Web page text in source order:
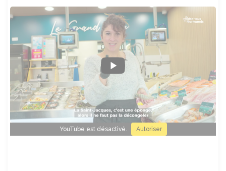
YouTube est désactivé. Autoriser